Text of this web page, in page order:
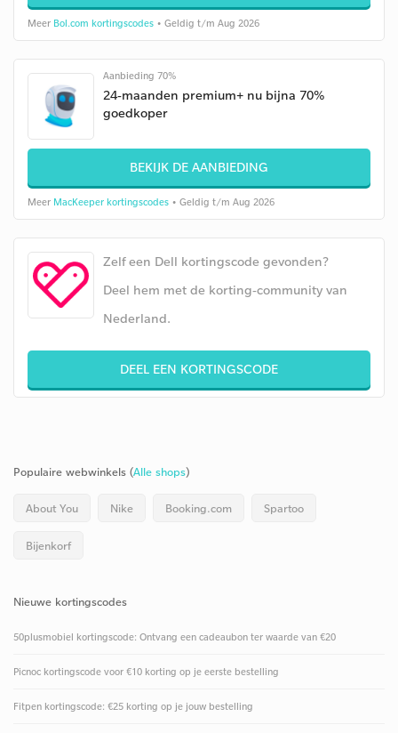
Meer Bol.com kortingscodes • Geldig t/m Aug 2026
Aanbieding 70%
24-maanden premium+ nu bijna 70%
goedkoper
BEKIJK DE AANBIEDING
Meer MacKeeper kortingscodes • Geldig t/m Aug 2026
Zelf een Dell kortingscode gevonden?
Deel hem met de korting-community van
Nederland.
DEEL EEN KORTINGSCODE
Populaire webwinkels (Alle shops)
About You Nike Booking.com Spartoo
Bijenkorf
Nieuwe kortingscodes
50plusmobiel kortingscode: Ontvang een cadeaubon ter waarde van €20
Picnoc kortingscode voor €10 korting op je eerste bestelling
Fitpen kortingscode: €25 korting op je jouw bestelling